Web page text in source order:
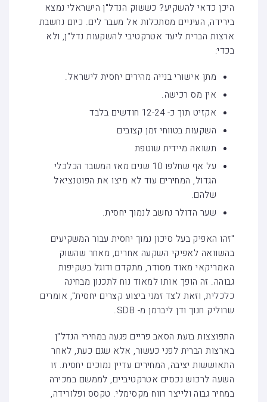
היכן כדאי להשקיע? כששוק הנדל"ן הישראלי נמצא
בירידה, העיניים מסתכלות אל מעבר לים. כיום נחשבת
ארצות הברית ליעד אטרקטיבי להשקעות נדל"ן, ולא
בכדי:
מתן אישורי בנייה מהירים יחסית לישראל.
אין מס רכישה.
אקזיט תוך כ- 12-24 חודשים בלבד
השקעות בטווחי זמן קצובים
תשואה מיידית שוטפת
על אף שחלפו 10 שנים מאז המשבר הכלכלי
הגדול, המחירים עוד לא מיצו את הפוטנציאל
שלהם.
שער הדולר נחשב לנמוך יחסית.
"זהו האפיק בעל סיכון נמוך יחסית עבור המשקיעים
בהשוואה לאפיקי השקעה אחרים, מאחר שהשוק
האמריקאי מאוד מסודר, מתקדם ודוגל בשקיפות
גבוהה. זה הופך אותו למאוד נוח לתכנון מבחינה
כלכלית, וזאת לצד זמני ביצוע קצרים יחסית", אומרים
שרוליק חנוך ודן ליברמן מ- SDB.
התפוצצות בועת הסאב פריים פגעה במחירי הנדל"ן
בארצות הברית לפני כעשור, אלא שגם כעת, לאחר
התאוששות יציבה, המחירים עדיין נמוכים יחסית. זו
השעה לרכוש נכסים אטרקטיביים, לממשם במכירה
במחיר גבוה ולייצר רווח מקסימלי. טקסס ופלורידה,